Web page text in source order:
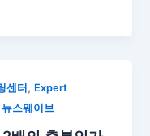
센터, Expert
스웨이브